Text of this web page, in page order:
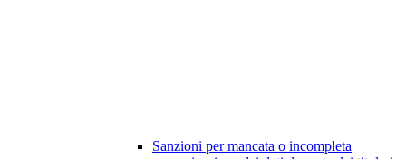
Sanzioni per mancata o incompleta